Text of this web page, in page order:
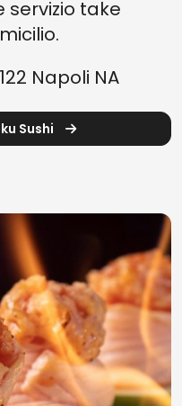
servizio take
Napoli NA
Sushi